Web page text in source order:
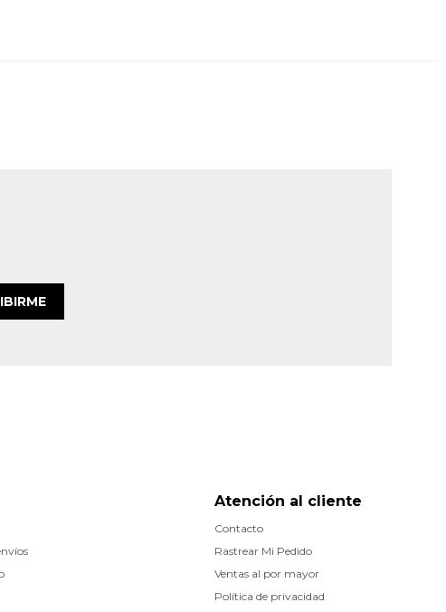
Atención al cliente
Contacto
Rastrear Mi Pedido
Ventas al por mayor
Política de privacidad